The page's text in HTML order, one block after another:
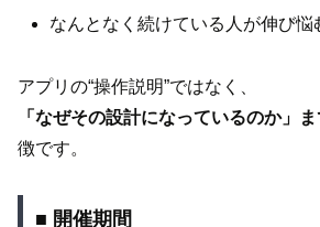
なんとなく続けている人が伸び悩
アプリの“操作説明”ではなく、
「なぜその設計になっているのか」
徴です。
■ 開催期間